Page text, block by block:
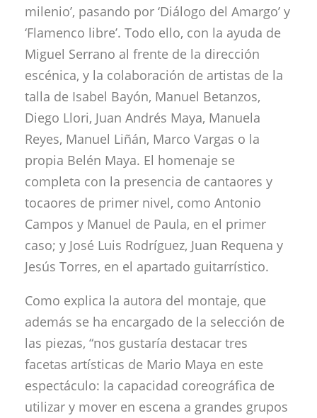
milenio’, pasando por ‘Diálogo del Amargo’ y
‘Flamenco libre’. Todo ello, con la ayuda de
Miguel Serrano al frente de la dirección
escénica, y la colaboración de artistas de la
talla de Isabel Bayón, Manuel Betanzos,
Diego Llori, Juan Andrés Maya, Manuela
Reyes, Manuel Liñán, Marco Vargas o la
propia Belén Maya. El homenaje se
completa con la presencia de cantaores y
tocaores de primer nivel, como Antonio
Campos y Manuel de Paula, en el primer
caso; y José Luis Rodríguez, Juan Requena y
Jesús Torres, en el apartado guitarrístico.
Como explica la autora del montaje, que
además se ha encargado de la selección de
las piezas, “nos gustaría destacar tres
facetas artísticas de Mario Maya en este
espectáculo: la capacidad coreográfica de
utilizar y mover en escena a grandes grupos